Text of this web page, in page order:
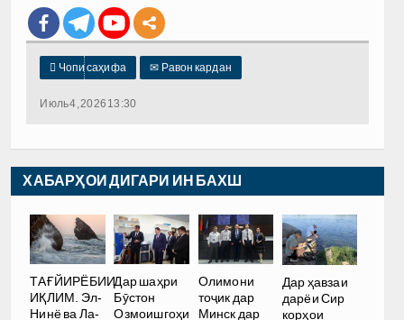
 Чопи саҳифа ✉ Равон кардан
Июль 4, 2026 13:30
ХАБАРҲОИ ДИГАРИ ИН БАХШ
ТАҒЙИРЁБИИ
ИҚЛИМ. Эл-
Нинё ва Ла-
Дар шаҳри
Бӯстон
Озмоишгоҳи
Олимони
тоҷик дар
Минск дар
Дар ҳавзаи
дарёи Сир
корҳои